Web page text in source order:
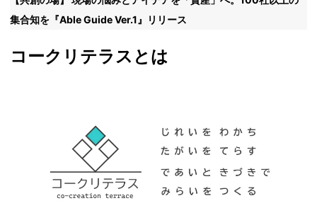
集合知を『Able Guide Ver.1』リリース
コークリテラスとは